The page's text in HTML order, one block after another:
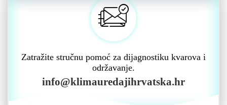
Zatražite stručnu pomoć za dijagnostiku kvarova i
održavanje.
info@klimauredajihrvatska.hr